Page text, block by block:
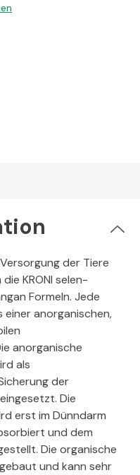
der Tiere
KRONI selen-
Formeln. Jede
einer anorganischen,
anorganische
als
der
Die
erst im Dünndarm
und dem
Die organische
und kann sehr